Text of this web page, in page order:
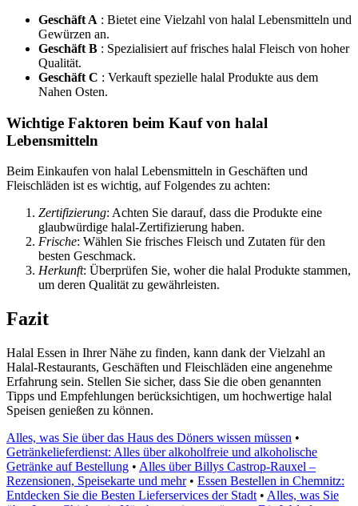
Geschäft A : Bietet eine Vielzahl von halal Lebensmitteln und
Gewürzen an.
Geschäft B : Spezialisiert auf frisches halal Fleisch von hoher
Qualität.
Geschäft C : Verkauft spezielle halal Produkte aus dem
Nahen Osten.
Wichtige Faktoren beim Kauf von halal
Lebensmitteln
Beim Einkaufen von halal Lebensmitteln in Geschäften und
Fleischläden ist es wichtig, auf Folgendes zu achten:
Zertifizierung: Achten Sie darauf, dass die Produkte eine
glaubwürdige halal-Zertifizierung haben.
Frische: Wählen Sie frisches Fleisch und Zutaten für den
besten Geschmack.
Herkunft: Überprüfen Sie, woher die halal Produkte stammen,
um deren Qualität zu gewährleisten.
Fazit
Halal Essen in Ihrer Nähe zu finden, kann dank der Vielzahl an
Halal-Restaurants, Geschäften und Fleischläden eine angenehme
Erfahrung sein. Stellen Sie sicher, dass Sie die oben genannten
Tipps und Empfehlungen berücksichtigen, um hochwertige halal
Speisen genießen zu können.
Alles, was Sie über das Haus des Döners wissen müssen •
Getränkelieferdienst: Alles über alkoholfreie und alkoholische
Getränke auf Bestellung • Alles über Billys Castrop-Rauxel –
Rezensionen, Speisekarte und mehr• Essen Bestellen in Chemnitz:
Entdecken Sie die Besten Lieferservices der Stadt • Alles, was Sie